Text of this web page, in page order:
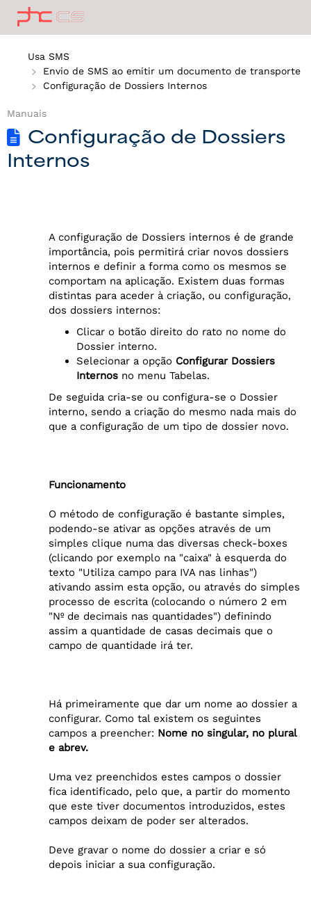
Usa SMS
Envio de SMS ao emitir um documento de transporte
Configuração de Dossiers Internos
Manuais
Configuração de Dossiers
Internos
A configuração de Dossiers internos é de grande
importância, pois permitirá criar novos dossiers
internos e definir a forma como os mesmos se
comportam na aplicação. Existem duas formas
distintas para aceder à criação, ou configuração,
dos dossiers internos:
Clicar o botão direito do rato no nome do
Dossier interno.
Selecionar a opção Configurar Dossiers
Internos no menu Tabelas.
De seguida cria-se ou configura-se o Dossier
interno, sendo a criação do mesmo nada mais do
que a configuração de um tipo de dossier novo.
Funcionamento
O método de configuração é bastante simples,
podendo-se ativar as opções através de um
simples clique numa das diversas check-boxes
(clicando por exemplo na "caixa" à esquerda do
texto "Utiliza campo para IVA nas linhas")
ativando assim esta opção, ou através do simples
processo de escrita (colocando o número 2 em
"Nº de decimais nas quantidades") definindo
assim a quantidade de casas decimais que o
campo de quantidade irá ter.
Há primeiramente que dar um nome ao dossier a
configurar. Como tal existem os seguintes
campos a preencher: Nome no singular, no plural
e abrev.
Uma vez preenchidos estes campos o dossier
fica identificado, pelo que, a partir do momento
que este tiver documentos introduzidos, estes
campos deixam de poder ser alterados.
Deve gravar o nome do dossier a criar e só
depois iniciar a sua configuração.